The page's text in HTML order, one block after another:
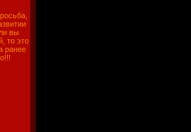
вы
то это
ранее